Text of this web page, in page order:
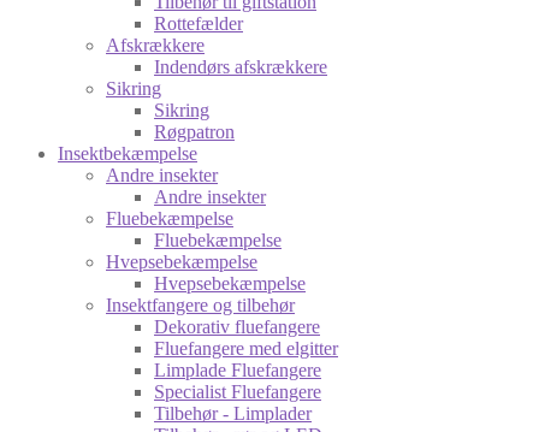
Rottefælder
Afskrækkere
Indendørs afskrækkere
Sikring
Sikring
Røgpatron
Insektbekæmpelse
Andre insekter
Andre insekter
Fluebekæmpelse
Fluebekæmpelse
Hvepsebekæmpelse
Hvepsebekæmpelse
Insektfangere og tilbehør
Dekorativ fluefangere
Fluefangere med elgitter
Limplade Fluefangere
Specialist Fluefangere
Tilbehør - Limplader